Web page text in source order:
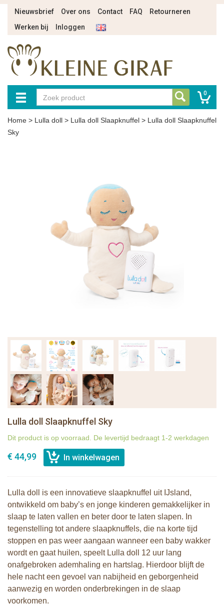
Nieuwsbrief Over ons Contact FAQ
Retourneren
Werken bij
Inloggen
0
Home > Lulla doll > Lulla doll Slaapknuffel > Lulla doll Slaapknuffel
Sky
Lulla doll Slaapknuffel Sky
Dit product is op voorraad. De levertijd bedraagt 1-2 werkdagen
€ 44,99
Lulla doll is een innovatieve slaapknuffel uit IJsland,
ontwikkeld om baby’s en jonge kinderen gemakkelijker in
slaap te laten vallen en beter door te laten slapen. In
tegenstelling tot andere slaapknuffels, die na korte tijd
stoppen en pas weer aangaan wanneer een baby wakker
wordt en gaat huilen, speelt Lulla doll 12 uur lang
onafgebroken ademhaling en hartslag. Hierdoor blijft de
hele nacht een gevoel van nabijheid en geborgenheid
aanwezig en worden onderbrekingen in de slaap
voorkomen.